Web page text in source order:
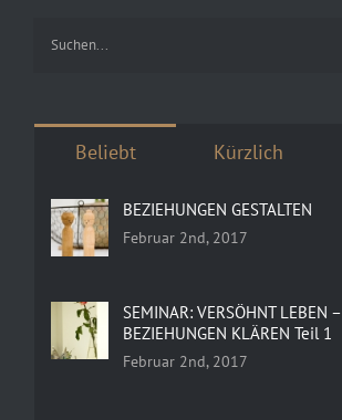
Beliebt Kürzlich
BEZIEHUNGEN GESTALTEN
Februar 2nd, 2017
SEMINAR: VERSÖHNT LEBEN –
BEZIEHUNGEN KLÄREN Teil 1
Februar 2nd, 2017